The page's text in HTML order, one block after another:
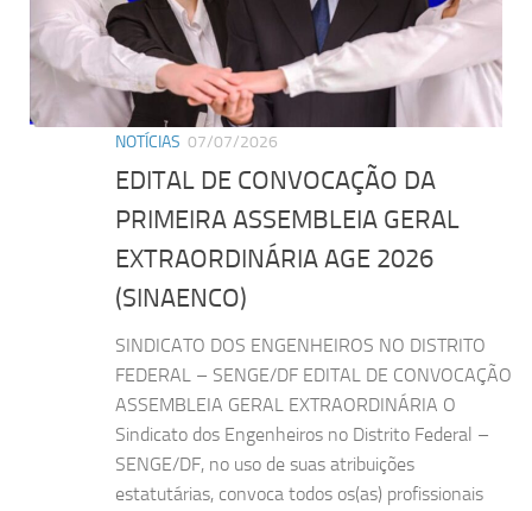
NOTÍCIAS 07/07/2026
EDITAL DE CONVOCAÇÃO DA
PRIMEIRA ASSEMBLEIA GERAL
EXTRAORDINÁRIA AGE 2026
(SINAENCO)
SINDICATO DOS ENGENHEIROS NO DISTRITO
FEDERAL – SENGE/DF EDITAL DE CONVOCAÇÃO
ASSEMBLEIA GERAL EXTRAORDINÁRIA O
Sindicato dos Engenheiros no Distrito Federal –
SENGE/DF, no uso de suas atribuições
estatutárias, convoca todos os(as) profissionais